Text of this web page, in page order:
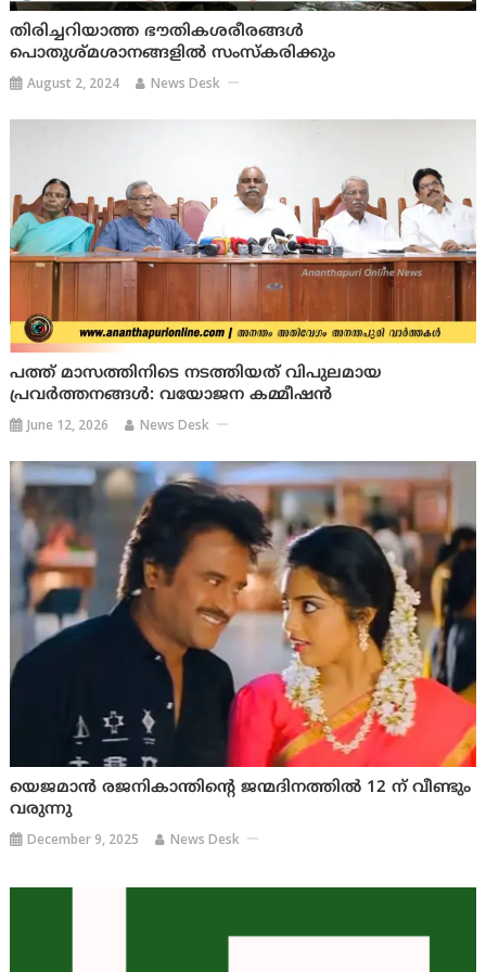
തിരിച്ചറിയാത്ത ഭൗതികശരീരങ്ങള്‍
പൊതുശ്മശാനങ്ങളില്‍ സംസ്‌കരിക്കും
August 2, 2024 News Desk
പത്ത് മാസത്തിനിടെ നടത്തിയത് വിപുലമായ
പ്രവർത്തനങ്ങൾ: വയോജന കമ്മീഷൻ
June 12, 2026 News Desk
യെജമാൻ രജനികാന്തിന്റെ ജന്മദിനത്തിൽ 12 ന് വീണ്ടും
വരുന്നു
December 9, 2025 News Desk